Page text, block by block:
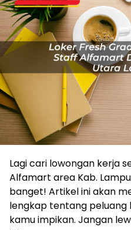
Lagi cari lowongan kerja
Alfamart area Kab.
banget! Artikel ini akan
lengkap tentang peluang
kamu impikan. Jangan